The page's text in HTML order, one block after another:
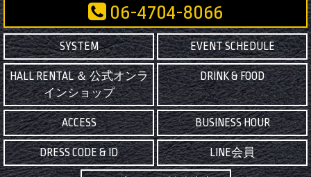
06-4704-8066
SYSTEM EVENT SCHEDULE
HALL RENTAL ＆ 公式オンラ
インショップ
DRINK & FOOD
ACCESS BUSINESS HOUR
DRESS CODE & ID LINE会員